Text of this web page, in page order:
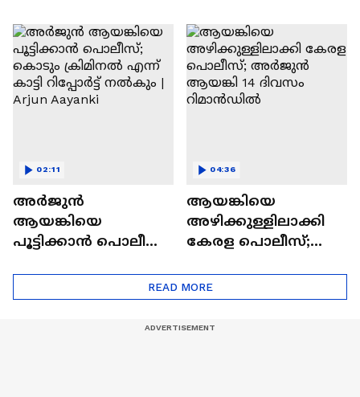
Department | Tiger
രാജിവെച്ച്
രണ്ടാഴ്ച്ചയ്ക്ക് ശേഷം
പ്രധാൻ | CJP
അര്‍ജുൻ
ആയങ്കിയെ
പൂട്ടിക്കാൻ പൊലീസ്;
എന്ന് കാട്ടി റിപ്പോര്‍ട്ട്
നൽകും | Arjun
02:11
ആയങ്കിയെ
അഴിക്കുള്ളിലാക്കി
കേരള പൊലീസ്;
ദിവസം റിമാന്‍ഡില്‍
04:36
READ MORE